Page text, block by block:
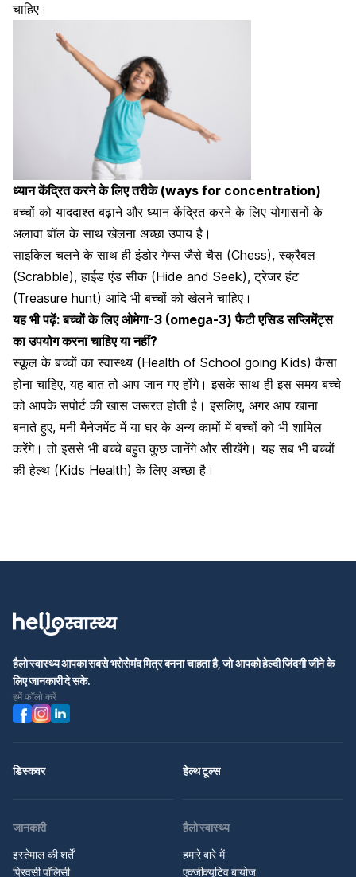
चाहिए।
ध्यान केंद्रित करने के लिए तरीके (ways for concentration)
बच्चों को याददाश्त बढ़ाने और ध्यान केंद्रित करने के लिएयोगासनों के
अलावा बॉल के साथ खेलना अच्छा उपाय है।
साइकिल चलने के साथ ही इंडोर गेम्स जैसे चैस (Chess), स्क्रैबल
(Scrabble), हाईड एंड सीक (Hide and Seek), ट्रेजर हंट
(Treasure hunt) आदि भी बच्चों को खेलने चाहिए।
यह भी पढ़ें:बच्चों के लिए ओमेगा-3 (omega-3) फैटी एसिड सप्लिमेंट्स
का उपयोग करना चाहिए या नहीं?
स्कूल के बच्चों का स्वास्थ्य (Health of School going Kids) कैसा
होना चाहिए, यह बात तो आप जान गए होंगे। इसके साथ ही इस समय बच्चे
को आपकेसपोर्ट की खास जरूरत होती है।इसलिए, अगर आप खाना
बनाते हुए, मनी मैनेजमेंट में या घर के अन्य कामों में बच्चों को भी शामिल
करेंगे। तो इससे भी बच्चे बहुत कुछ जानेंगे और सीखेंगे। यह सब भी बच्चों
की हेल्थ (Kids Health) के लिए अच्छा है।
हैलो स्वास्थ्य आपका सबसे भरोसेमंद मित्र बनना चाहता है, जो आपको हेल्दी जिंदगी जीने के
लिए जानकारी दे सके.
हमें फॉलो करें
डिस्कवर हेल्थ टूल्स
जानकारी
इस्तेमाल की शर्तें
प्रिवसी पॉलिसी
हैलो स्वास्थ्य
हमारे बारे में
एक्जीक्यूटिव बायोज